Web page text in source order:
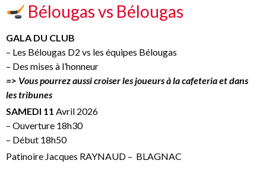
Bélougas vs Bélougas
GALA DU CLUB
– Les Bélougas D2 vs les équipes Bélougas
– Des mises à l’honneur
=> Vous pourrez aussi croiser les joueurs à la cafeteria et dans
les tribunes
SAMEDI 11 Avril 2026
– Ouverture 18h30
– Début 18h50
Patinoire Jacques RAYNAUD – BLAGNAC